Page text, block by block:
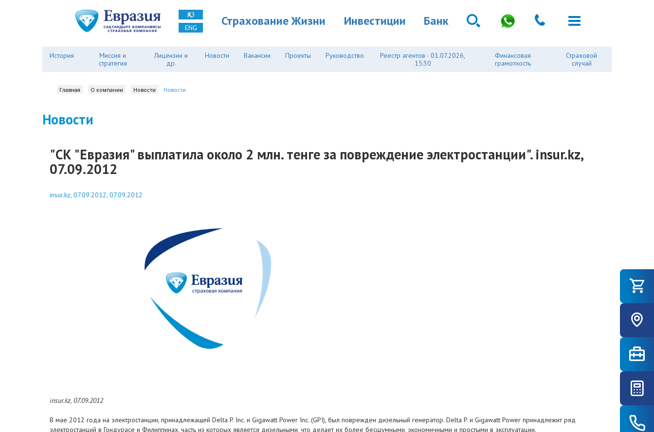
ҚАЗ
ENG
Страхование Жизни Инвестиции Банк
История
Миссия и
стратегия
Лицензии и
др.
Новости Вакансии Проекты Руководство
Реестр агентов - 01.07.2026,
15:30
Финансовая
грамотность
Страховой
случай
Главная О компании Новости Новости
Новости
"СК "Евразия" выплатила около 2 млн. тенге за повреждение электростанции". insur.kz,
07.09.2012
insur.kz, 07.09.2012, 07.09.2012
insur.kz, 07.09.2012
В мае 2012 года на электростанции, принадлежащей Delta P. Inc. и Gigawatt Power Inc. (GPI), был поврежден дизельный генератор. Delta P. и Gigawatt Power принадлежит ряд
электростанций в Гондурасе и Филиппинах, часть из которых является дизельными, что делает их более бесшумными, экономичными и простыми в эксплуатации.